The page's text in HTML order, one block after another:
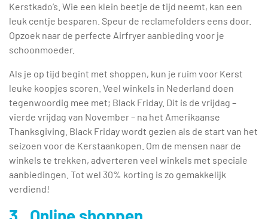
Kerstkado’s. Wie een klein beetje de tijd neemt, kan een
leuk centje besparen. Speur de reclamefolders eens door.
Opzoek naar de perfecte Airfryer aanbieding voor je
schoonmoeder.
Als je op tijd begint met shoppen, kun je ruim voor Kerst
leuke koopjes scoren. Veel winkels in Nederland doen
tegenwoordig mee met; Black Friday. Dit is de vrijdag –
vierde vrijdag van November – na het Amerikaanse
Thanksgiving. Black Friday wordt gezien als de start van het
seizoen voor de Kerstaankopen. Om de mensen naar de
winkels te trekken, adverteren veel winkels met speciale
aanbiedingen. Tot wel 30% korting is zo gemakkelijk
verdiend!